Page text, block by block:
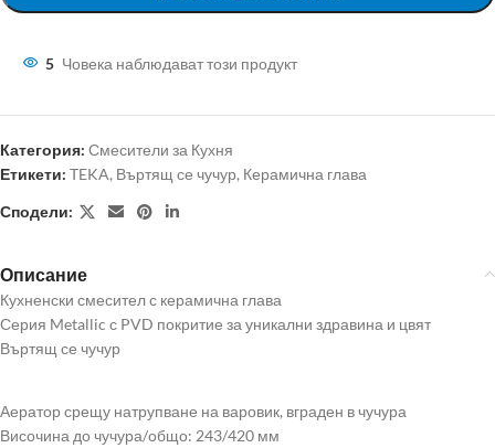
5 Човека наблюдават този продукт
Категория: Смесители за Кухня
Етикети: TEKA, Въртящ се чучур, Керамична глава
Сподели:
Описание
Кухненски смесител с керамична глава
Серия Metallic с PVD покритие за уникални здравина и цвят
Въртящ се чучур
Аератор срещу натрупване на варовик, вграден в чучура
Височина до чучура/общо: 243/420 мм